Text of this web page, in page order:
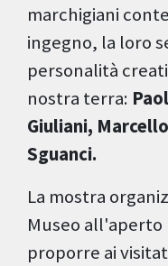
marchigiani
ingegno, la loro
personalità
nostra terra:
Giuliani,
Sguanci.
La mostra
Museo all'aperto
proporre ai